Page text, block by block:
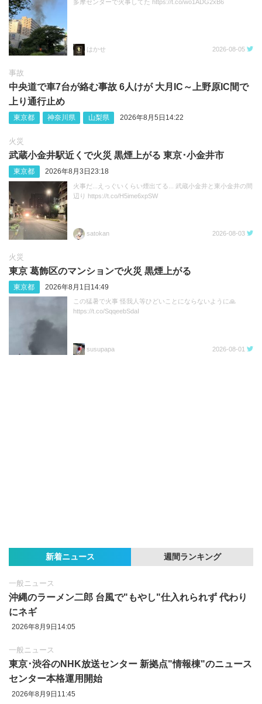
多摩センターで火事してた https://t.co/wo1ADG2xB6
はかせ 2026-08-05
事故
中央道で車7台が絡む事故 6人けが 大月IC～上野原IC間で
上り通行止め
東京都 神奈川県 山梨県 2026年8月5日14:22
火災
武蔵小金井駅近くで火災 黒煙上がる 東京･小金井市
東京都 2026年8月3日23:18
火事だ...えっぐいくらい煙出てる... 武蔵小金井と東小金井の間
辺り https://t.co/H5ime6xpSW
satokan 2026-08-03
火災
東京 葛飾区のマンションで火災 黒煙上がる
東京都 2026年8月1日14:49
この猛暑で火事 怪我人等ひどいことにならないように🙏
https://t.co/SqqeebSdaI
susupapa 2026-08-01
新着ニュース 週間ランキング
一般ニュース
沖縄のラーメン二郎 台風で"もやし"仕入れられず 代わり
にネギ
2026年8月9日14:05
一般ニュース
東京‪･‬渋谷のNHK放送センター 新拠点"情報棟"のニュース
センター本格運用開始
2026年8月9日11:45